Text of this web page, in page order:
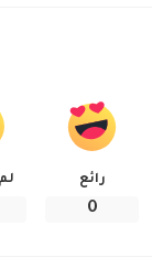
رائع
0